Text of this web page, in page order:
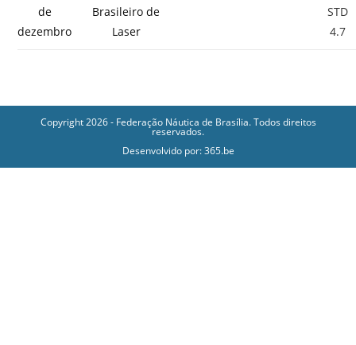
de
dezembro
Brasileiro de
Laser
STD
4.7
Copyright 2026 - Federação Náutica de Brasília. Todos direitos
reservados.
Desenvolvido por:365.be